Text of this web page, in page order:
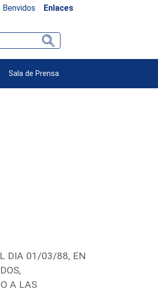
Benvidos Enlaces
Sala de Prensa
DIA 01/03/88, EN
A LAS